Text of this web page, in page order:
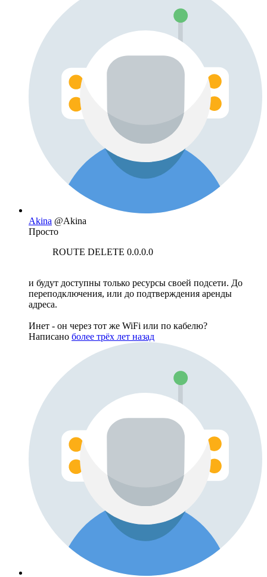
Akina @Akina
Просто
ROUTE DELETE 0.0.0.0
и будут доступны только ресурсы своей подсети. До
переподключения, или до подтверждения аренды
адреса.
Инет - он через тот же WiFi или по кабелю?
Написано более трёх лет назад